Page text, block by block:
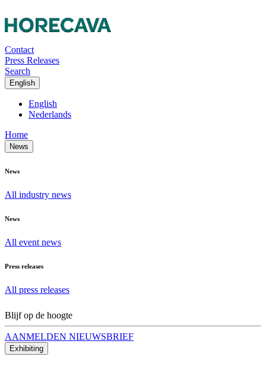
Contact
Press Releases
Search
English
English
Nederlands
Home
News
News
All industry news
News
All event news
Press releases
All press releases
Blijf op de hoogte
AANMELDEN NIEUWSBRIEF
Exhibiting